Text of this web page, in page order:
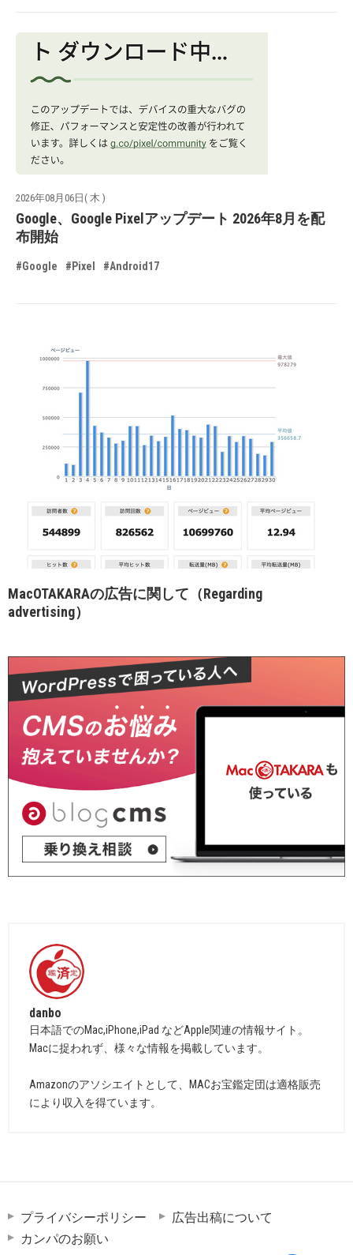
2026年08月06日( 木 )
Google、Google Pixelアップデート 2026年8月を配
布開始
#Google #Pixel #Android17
MacOTAKARAの広告に関して（Regarding
advertising）
danbo
日本語でのMac,iPhone,iPad などApple関連の情報サイト。
Macに捉われず、様々な情報を掲載しています。
Amazonのアソシエイトとして、MACお宝鑑定団は適格販売
により収入を得ています。
プライバシーポリシー
広告出稿について
カンパのお願い